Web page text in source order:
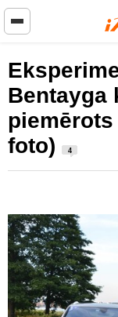
Bentayga
foto)
4